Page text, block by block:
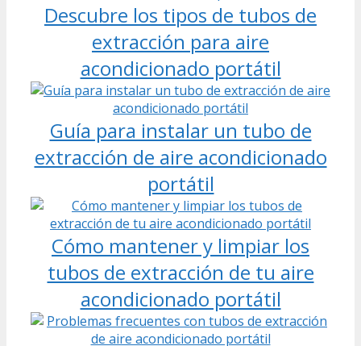
Descubre los tipos de tubos de
extracción para aire
acondicionado portátil
Guía para instalar un tubo de
extracción de aire acondicionado
portátil
Cómo mantener y limpiar los
tubos de extracción de tu aire
acondicionado portátil